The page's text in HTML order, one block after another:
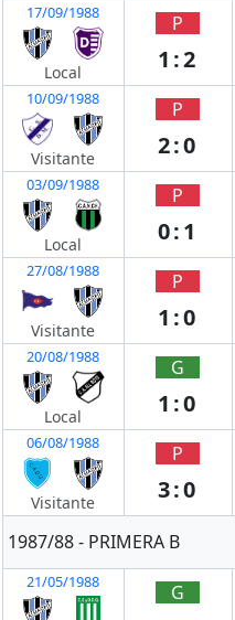
17/09/1988
Local
P
1:2
10/09/1988
Visitante
P
2:0
03/09/1988
Local
P
0:1
27/08/1988
Visitante
P
1:0
20/08/1988
Local
G
1:0
06/08/1988
Visitante
P
3:0
1987/88 - PRIMERA B
21/05/1988 G